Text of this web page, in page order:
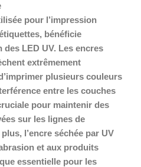
pour l’impression
bénéficie
des LED UV. Les encres
extrêmement
plusieurs couleurs
entre les couches
pour maintenir des
sur les lignes de
l’encre séchée par UV
et aux produits
essentielle pour les